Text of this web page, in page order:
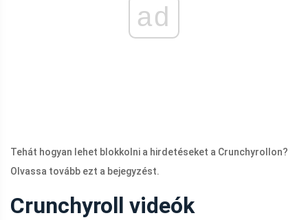
ad
Tehát hogyan lehet blokkolni a hirdetéseket a Crunchyrollon?
Olvassa tovább ezt a bejegyzést.
Crunchyroll videók